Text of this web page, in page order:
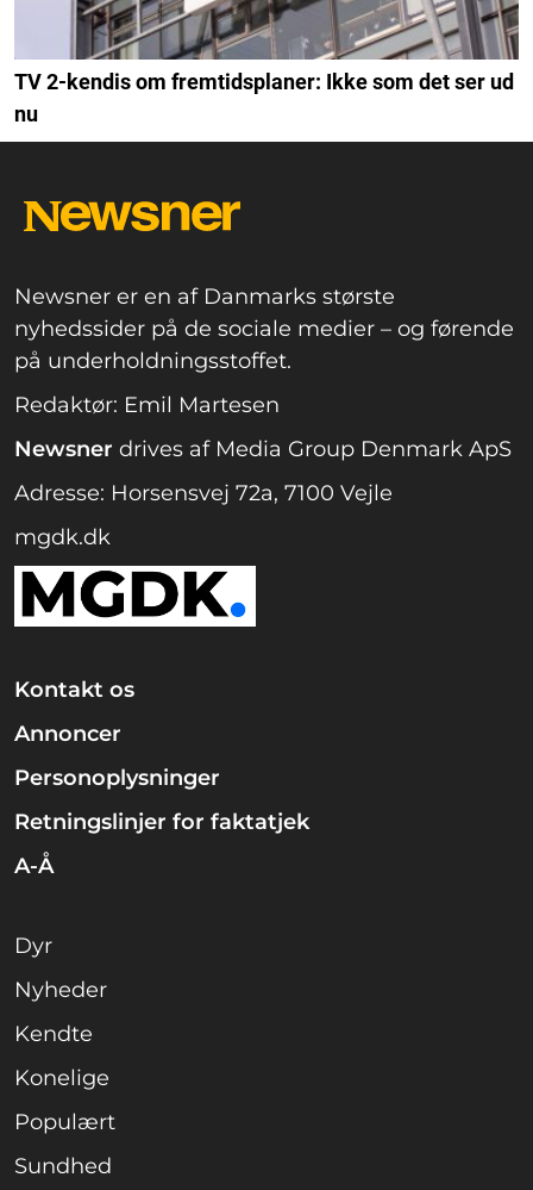
TV 2-kendis om fremtidsplaner: Ikke som det ser ud
nu
Newsner er en af Danmarks største
nyhedssider på de sociale medier – og førende
på underholdningsstoffet.
Redaktør: Emil Martesen
Newsner drives af Media Group Denmark ApS
Adresse: Horsensvej 72a, 7100 Vejle
mgdk.dk
Kontakt os
Annoncer
Personoplysninger
Retningslinjer for faktatjek
A-Å
Dyr
Nyheder
Kendte
Konelige
Populært
Sundhed